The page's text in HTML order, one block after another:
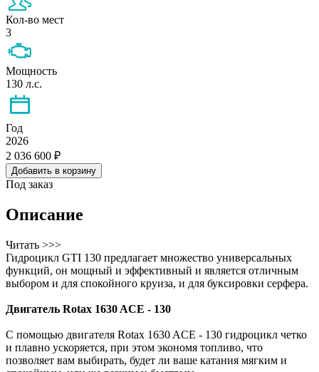
Кол-во мест
3
Мощность
130 л.с.
Год
2026
2 036 600 ₽
Добавить в корзину
Под заказ
Описание
Читать >>>
Гидроцикл GTI 130 предлагает множество универсальных
функций, он мощный и эффективный и является отличным
выбором и для спокойного круиза, и для буксировки серфера.
Двигатель Rotax 1630 ACE - 130
С помощью двигателя Rotax 1630 ACE - 130 гидроцикл четко
и плавно ускоряется, при этом экономя топливо, что
позволяет вам выбирать, будет ли ваше катания мягким и